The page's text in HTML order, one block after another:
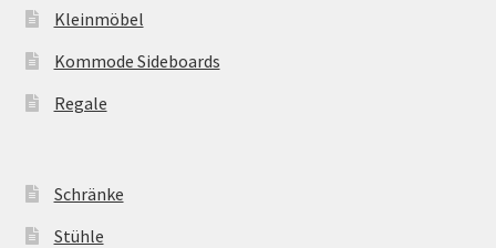
Kleinmöbel
Kommode Sideboards
Regale
Schränke
Stühle